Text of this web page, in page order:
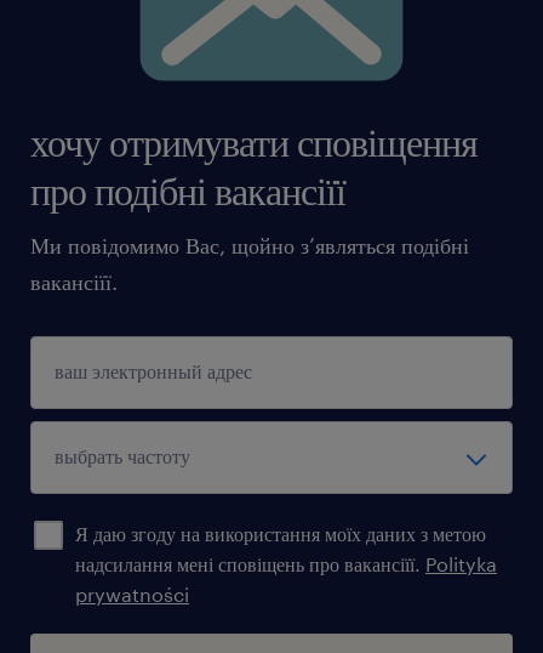
хочу отримувати сповіщення
про подібні вакансіїї
Ми повідомимо Вас, щойно з’являться подібні
вакансіїї.
Я даю згоду на використання моїх даних з метою
надсилання мені сповіщень про вакансіїї. Polityka
prywatności